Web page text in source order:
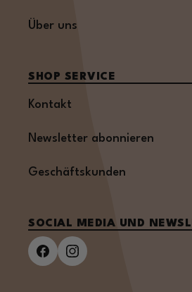
Über uns
SHOP SERVICE
Kontakt
Newsletter abonnieren
Geschäftskunden
SOCIAL MEDIA UND